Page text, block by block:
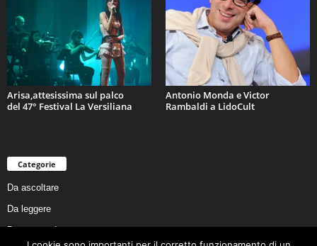
Arisa,attesissima sul palco
del 47° Festival La Versiliana
Antonio Monda e Victor
Rambaldi a LidoCult
Categorie
Da ascoltare
Da leggere
Da non perdere